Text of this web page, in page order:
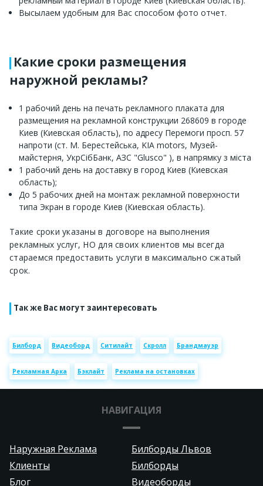
Высылаем удобным для Вас способом фото отчет.
Какие сроки размещения
наружной рекламы?
1 рабочий день на печать рекламного плаката для
размещения на рекламной конструкции 268609 в городе
Киев (Киевская область), по адресу Перемоги просп. 57
напроти (ст. М. Берестейська, KIA motors, Музей-
майстерня, УкрСібБанк, АЗС "Glusco" ), в напрямку з міста
1 рабочий день на доставку в город Киев (Киевская
область);
До 5 рабочих дней на монтаж рекламной поверхности
типа Экран в городе Киев (Киевская область).
Такие сроки указаны в договоре на выполнения
рекламных услуг, НО для своих клиентов мы всегда
стараемся предоставить услуги в максимально сжатый
срок.
Так же Вас могут заинтересовать
Билборд Видеоборд Ситилайт Скролл Брандмауэр
Рекламная Арка Бэклайт Реклама на остановках
НАВИГАЦИЯ
Наружная Реклама
Билборды Львов
Клиенты
Билборды
Блог
Видеоборды